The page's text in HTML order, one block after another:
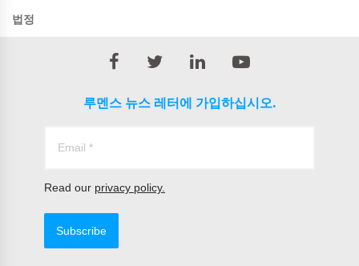
법정
루멘스 뉴스 레터에 가입하십시오.
Read our privacy policy.
Subscribe